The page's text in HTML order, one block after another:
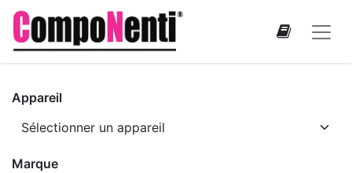
Appareil
Marque